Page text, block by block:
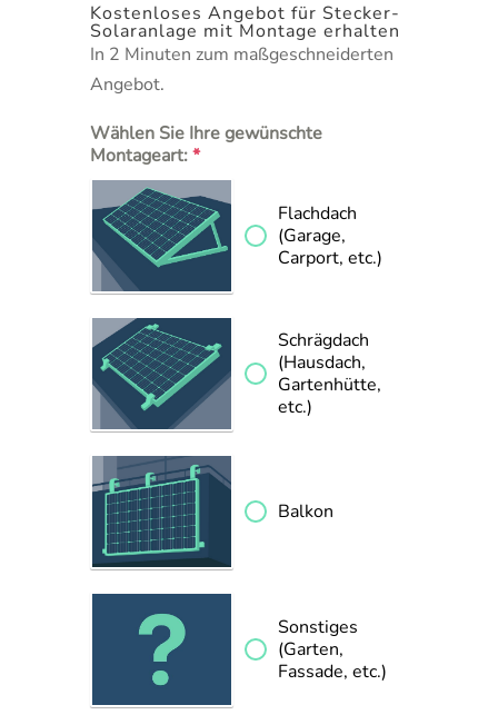
Kostenloses Angebot für Stecker-
Solaranlage mit Montage erhalten
In 2 Minuten zum maßgeschneiderten
Angebot.
Wählen Sie Ihre gewünschte
Montageart:*
Flachdach
(Garage,
Carport, etc.)
Schrägdach
(Hausdach,
Gartenhütte,
etc.)
Balkon
Sonstiges
(Garten,
Fassade, etc.)